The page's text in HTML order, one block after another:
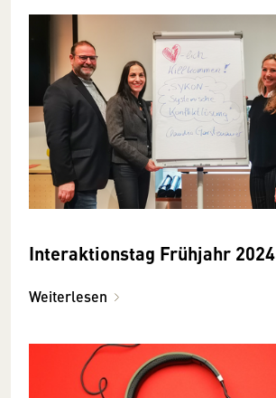
Interaktionstag Frühjahr 2024
Weiterlesen